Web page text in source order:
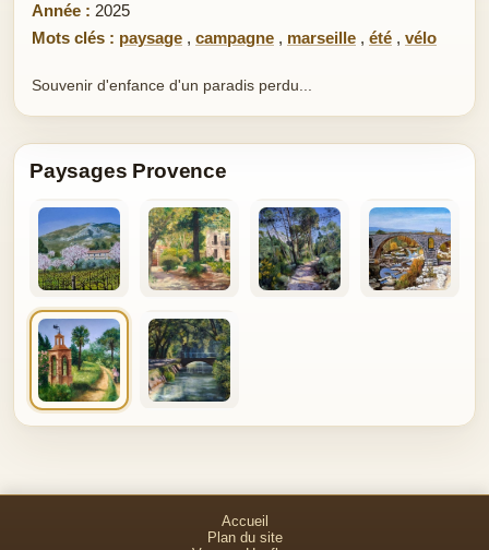
Année : 2025
Mots clés : paysage , campagne , marseille , été , vélo
Souvenir d'enfance d'un paradis perdu...
Paysages Provence
Accueil
Plan du site